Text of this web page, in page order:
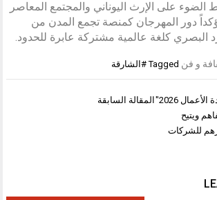
على الإرث اليوناني والمجتمع المعاصر
دور المهرجان كمنصة تجمع المدن من
البصري كلغة عالمية مشتركة عابرة للحدود.
و فن Tagged #الشارقة
المقالة السابقة ￼￼￼￼”الشارقة لريادة الأعمال 2026″
تفاهم ويتيح
مليون درهم للشركات